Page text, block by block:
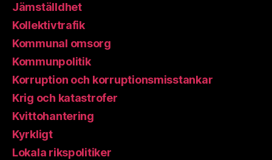
Jämställdhet
Kollektivtrafik
Kommunal omsorg
Kommunpolitik
Korruption och korruptionsmisstankar
Krig och katastrofer
Kvittohantering
Kyrkligt
Lokala rikspolitiker